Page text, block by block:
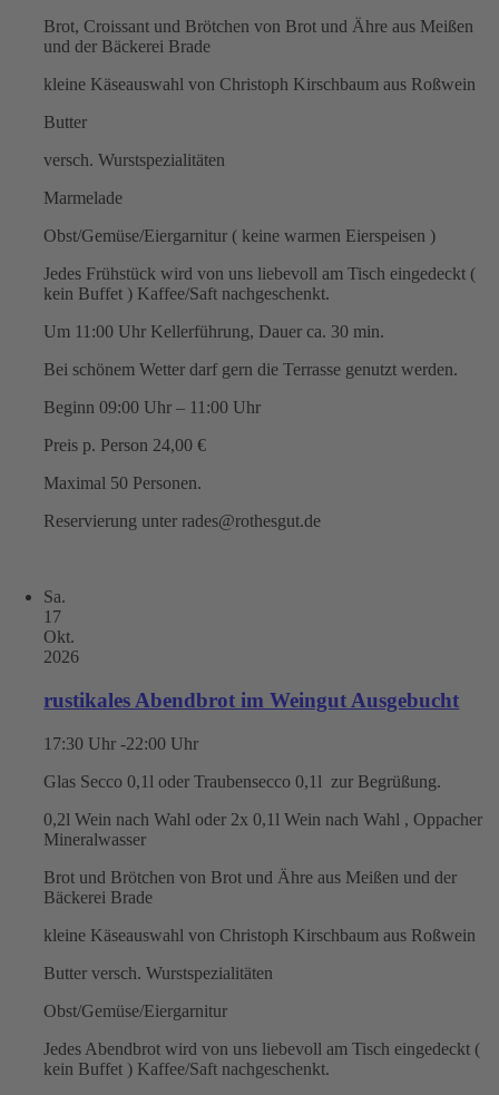
Brot, Croissant und Brötchen von Brot und Ähre aus Meißen
und der Bäckerei Brade
kleine Käseauswahl von Christoph Kirschbaum aus Roßwein
Butter
versch. Wurstspezialitäten
Marmelade
Obst/Gemüse/Eiergarnitur ( keine warmen Eierspeisen )
Jedes Frühstück wird von uns liebevoll am Tisch eingedeckt (
kein Buffet ) Kaffee/Saft nachgeschenkt.
Um 11:00 Uhr Kellerführung, Dauer ca. 30 min.
Bei schönem Wetter darf gern die Terrasse genutzt werden.
Beginn 09:00 Uhr – 11:00 Uhr
Preis p. Person 24,00 €
Maximal 50 Personen.
Reservierung unter rades@rothesgut.de
Sa.
17
Okt.
2026
rustikales Abendbrot im Weingut Ausgebucht
17:30 Uhr -22:00 Uhr
Glas Secco 0,1l oder Traubensecco 0,1l zur Begrüßung.
0,2l Wein nach Wahl oder 2x 0,1l Wein nach Wahl , Oppacher
Mineralwasser
Brot und Brötchen von Brot und Ähre aus Meißen und der
Bäckerei Brade
kleine Käseauswahl von Christoph Kirschbaum aus Roßwein
Butter versch. Wurstspezialitäten
Obst/Gemüse/Eiergarnitur
Jedes Abendbrot wird von uns liebevoll am Tisch eingedeckt (
kein Buffet ) Kaffee/Saft nachgeschenkt.